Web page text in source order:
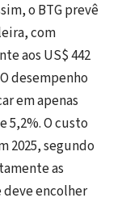
o BTG prevê
com
aos US$ 442
desempenho
em apenas
5,2%. O custo
2025, segundo
as
deve encolher